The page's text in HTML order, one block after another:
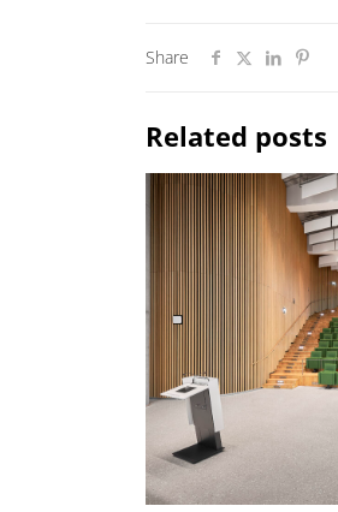
Share
Related posts